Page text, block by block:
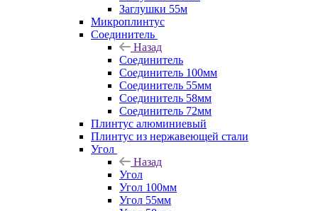
Заглушки 55м
Микроплинтус
Соединитель
Назад
Соединитель
Соединитель 100мм
Соединитель 55мм
Соединитель 58мм
Соединитель 72мм
Плинтус алюминиевый
Плинтус из нержавеющей стали
Угол
Назад
Угол
Угол 100мм
Угол 55мм